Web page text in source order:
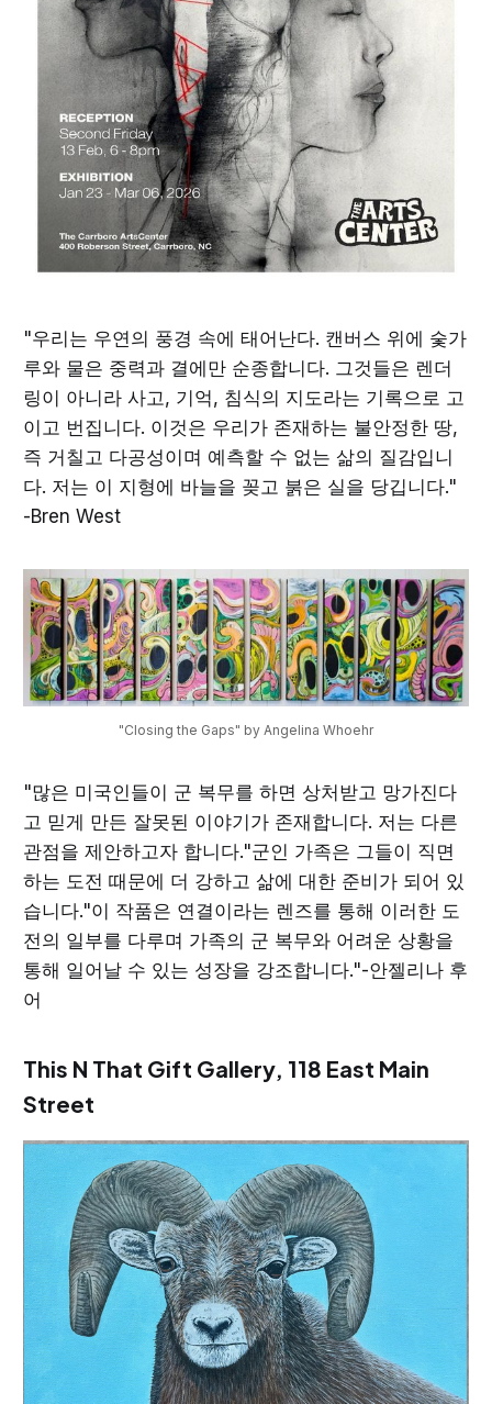
"우리는 우연의 풍경 속에 태어난다. 캔버스 위에 숯가
루와 물은 중력과 결에만 순종합니다. 그것들은 렌더
링이 아니라 사고, 기억, 침식의 지도라는 기록으로 고
이고 번집니다. 이것은 우리가 존재하는 불안정한 땅,
즉 거칠고 다공성이며 예측할 수 없는 삶의 질감입니
다. 저는 이 지형에 바늘을 꽂고 붉은 실을 당깁니다."
-Bren West
"Closing the Gaps" by Angelina Whoehr
"많은 미국인들이 군 복무를 하면 상처받고 망가진다
고 믿게 만든 잘못된 이야기가 존재합니다. 저는 다른
관점을 제안하고자 합니다."군인 가족은 그들이 직면
하는 도전 때문에 더 강하고 삶에 대한 준비가 되어 있
습니다."이 작품은 연결이라는 렌즈를 통해 이러한 도
전의 일부를 다루며 가족의 군 복무와 어려운 상황을
통해 일어날 수 있는 성장을 강조합니다."-안젤리나 후
어
This N That Gift Gallery, 118 East Main
Street